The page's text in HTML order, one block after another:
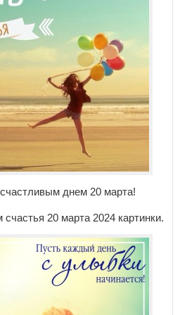
днем 20 марта!
20 марта 2024 картинки.